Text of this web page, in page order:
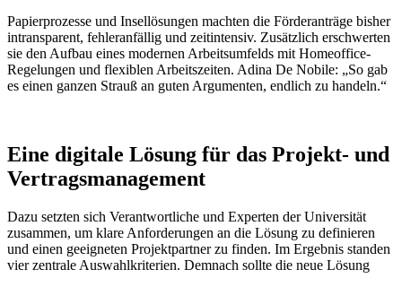
Papierprozesse und Insellösungen machten die Förderanträge bisher
intransparent, fehleranfällig und zeitintensiv. Zusätzlich erschwerten
sie den Aufbau eines modernen Arbeitsumfelds mit Homeoffice-
Regelungen und flexiblen Arbeitszeiten. Adina De Nobile: „So gab
es einen ganzen Strauß an guten Argumenten, endlich zu handeln.“
Eine digitale Lösung für das Projekt- und
Vertragsmanagement
Dazu setzten sich Verantwortliche und Experten der Universität
zusammen, um klare Anforderungen an die Lösung zu definieren
und einen geeigneten Projektpartner zu finden. Im Ergebnis standen
vier zentrale Auswahlkriterien. Demnach sollte die neue Lösung